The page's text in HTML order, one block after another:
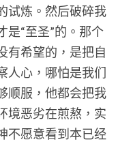
试炼。然后破碎我
是“至圣”的。那个
有希望的，是把自
人心，哪怕是我们
顺服，他都会把我
境恶劣在煎熬，实
不愿意看到本已经